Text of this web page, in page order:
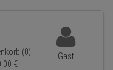
(0)
00 €
Gast